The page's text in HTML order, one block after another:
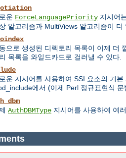
운 ForceLanguagePriority 지시어
알고리즘과 MultiViews 알고리즘이
으로 생성된 디렉토리 목록이 이제 더
목록을 와일드카드로 걸러낼 수 있다.
운 지시어를 사용하여 SSI 요소의 기
에서 (이제 Perl 정규표현식
AuthDBMType 지시어를 사용하여 여